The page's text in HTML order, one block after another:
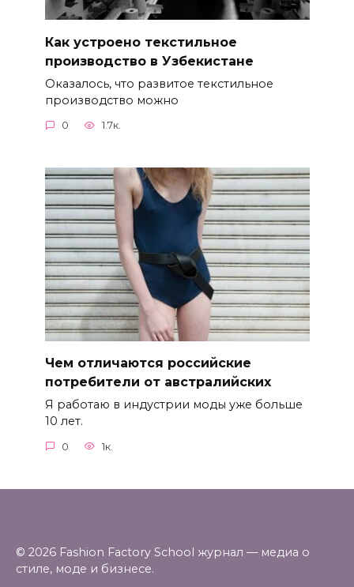
Как устроено текстильное
производство в Узбекистане
Оказалось, что развитое текстильное
производство можно
0 1.7к.
Чем отличаются российские
потребители от австралийских
Я работаю в индустрии моды уже больше
10 лет.
0 1к.
© 2026 Fashion Factory School журнал — медиа о
стиле, моде и бизнесе.